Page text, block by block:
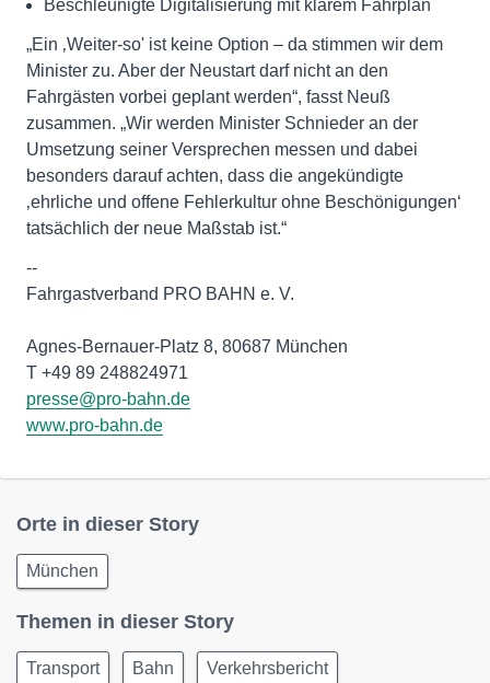
Beschleunigte Digitalisierung mit klarem Fahrplan
„Ein ‚Weiter-so' ist keine Option – da stimmen wir dem
Minister zu. Aber der Neustart darf nicht an den
Fahrgästen vorbei geplant werden“, fasst Neuß
zusammen. „Wir werden Minister Schnieder an der
Umsetzung seiner Versprechen messen und dabei
besonders darauf achten, dass die angekündigte
‚ehrliche und offene Fehlerkultur ohne Beschönigungen‘
tatsächlich der neue Maßstab ist.“
--
Fahrgastverband PRO BAHN e. V.
Agnes-Bernauer-Platz 8, 80687 München
presse@pro-bahn.de
www.pro-bahn.de
Orte in dieser Story
München
Themen in dieser Story
Transport Bahn Verkehrsbericht